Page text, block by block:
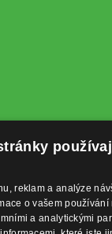
reklam a analýze
o vašem používání
a analytickými